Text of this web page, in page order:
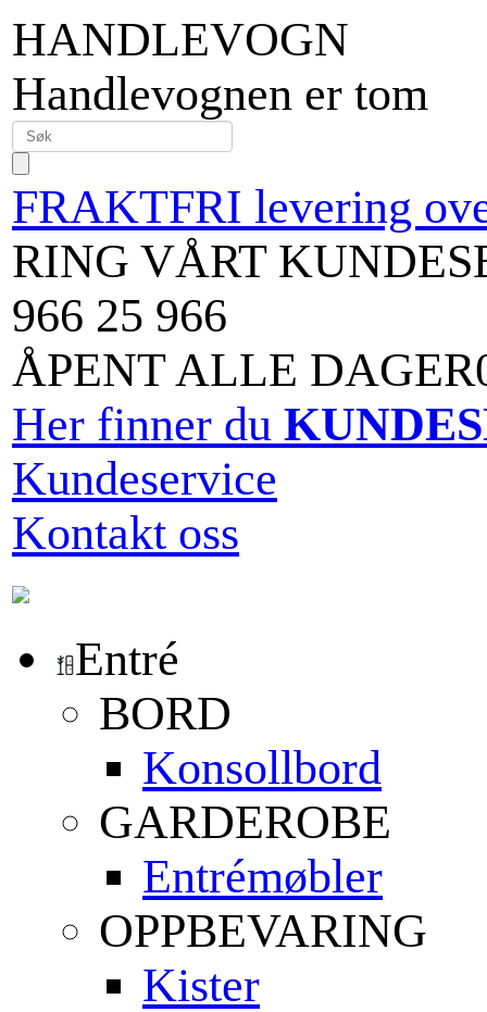
HANDLEVOGN
Handlevognen er tom
FRAKTFRI levering
RING VÅRT
966 25 966
ÅPENT ALLE
Her finner du
Kundeservice
Kontakt oss
Entré
BORD
Konsollbord
GARDEROBE
Entrémøbler
OPPBEVARING
Kister